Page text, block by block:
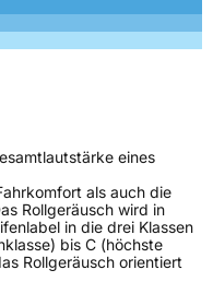
Symbol Nein
B.V., Distriboulevard 25
eines
als auch die
Rollgeräusch wird in
in die drei Klassen
bis C (höchste
Rollgeräusch orientiert